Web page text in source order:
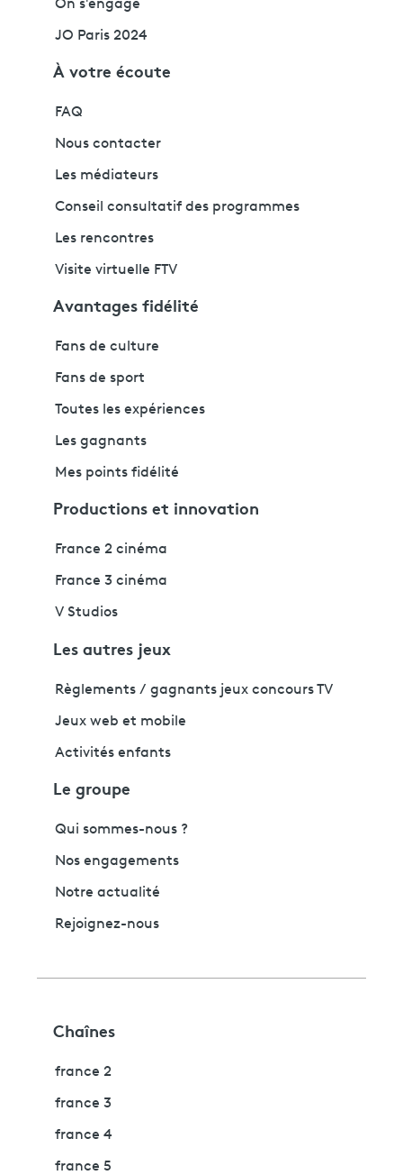
On s'engage
JO Paris 2024
À votre écoute
FAQ
Nous contacter
Les médiateurs
Conseil consultatif des programmes
Les rencontres
Visite virtuelle FTV
Avantages fidélité
Fans de culture
Fans de sport
Toutes les expériences
Les gagnants
Mes points fidélité
Productions et innovation
France 2 cinéma
France 3 cinéma
V Studios
Les autres jeux
Règlements / gagnants jeux concours TV
Jeux web et mobile
Activités enfants
Le groupe
Qui sommes-nous ?
Nos engagements
Notre actualité
Rejoignez-nous
Chaînes
france 2
france 3
france 4
france 5